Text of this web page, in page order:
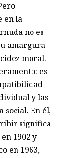
en la
no es
amargura
moral.
es
y las
social. En él,
significa
1902 y
en 1963,